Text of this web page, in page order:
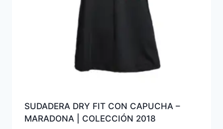
SUDADERA DRY FIT CON CAPUCHA –
MARADONA | COLECCIÓN 2018